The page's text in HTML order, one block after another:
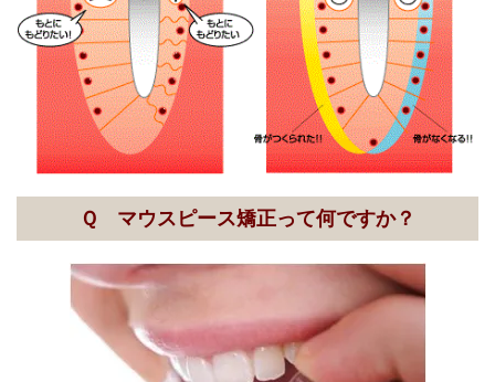
Ｑ マウスピース矯正って何ですか？